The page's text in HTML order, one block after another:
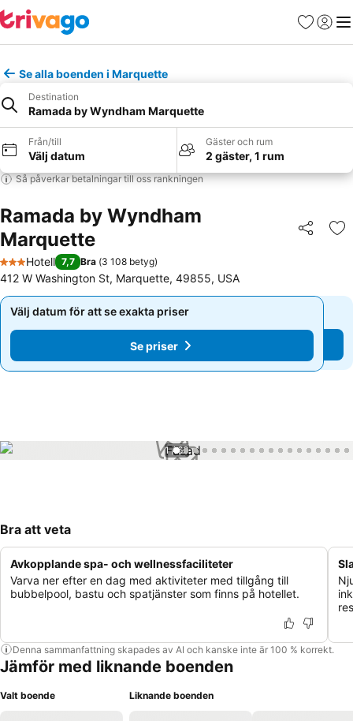
Favoriter
Logga
Se alla boenden i Marquette
Destination
Ramada by Wyndham Marquette
Från/till
Välj datum
Gäster och rum
2 gäster, 1 rum
Så påverkar betalningar till oss rankningen
Ramada by Wyndham
Marquette
Dela
3 Stjärnor
Hotell 7,7 Bra (3 108 betyg)
412 W Washington St, Marquette, 49855, USA
Välj datum för att se exakta priser
Se priser
Välj datum för att se exakta priser
Se priser
1 / 63
Bra att veta
Avkopplande spa- och wellnessfaciliteter
Varva ner efter en dag med aktiviteter med tillgång till
bubbelpool, bastu och spatjänster som finns på hotellet.
Denna sammanfattning skapades av AI och kanske inte är 100 % korrekt.
Jämför med liknande boenden
Valt boende Liknande boenden